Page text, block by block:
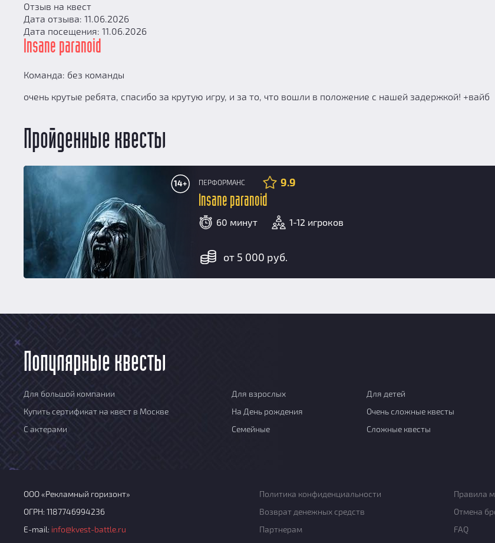
Отзыв на квест
Дата отзыва: 11.06.2026
Дата посещения: 11.06.2026
Insane paranoid
Команда: без команды
очень крутые ребята, спасибо за крутую игру, и за то, что вошли в положение с нашей задержкой! +вайб
Пройденные квесты
14+ ПЕРФОРМАНС 9.9
Insane paranoid
60 минут 1-12 игроков
от 5 000 руб.
Популярные квесты
Для большой компании Для взрослых Для детей
Купить сертификат на квест в Москве
На День рождения Очень сложные квесты
С актерами
Семейные Сложные квесты
ООО «Рекламный горизонт»
ОГРН: 1187746994236
E-mail: info@kvest-battle.ru
Политика конфиденциальности
Правила
Возврат денежных средств
Отмена
Партнерам
FAQ